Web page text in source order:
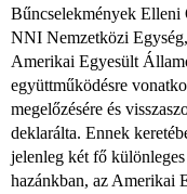
Bűncselekmények
NNI Nemzetközi
Amerikai Egyesült
együttműködésre
megelőzésére és
deklarálta. Ennek
jelenleg két fő
hazánkban, az Amerikai